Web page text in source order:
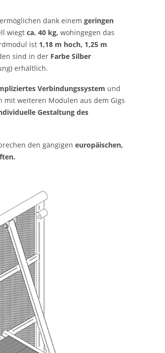
ermöglichen dank einem geringen
wiegt ca. 40 kg, wohingegen das
ist 1,18 m hoch, 1,25 m
sind in der Farbe Silber
erhältlich.
Verbindungssystem und
weiteren Modulen aus dem Gigs
Gestaltung des
den gängigen europäischen,